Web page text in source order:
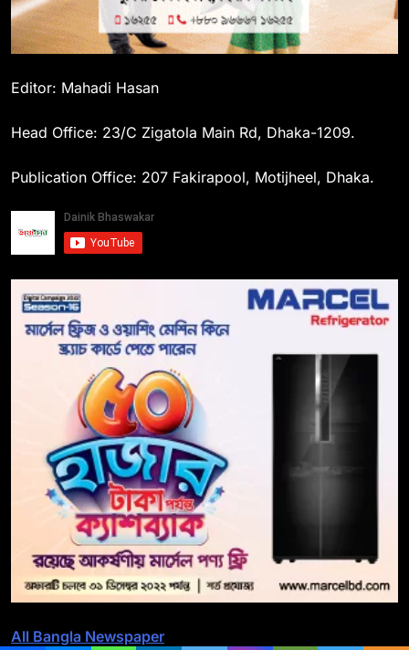
Editor: Mahadi Hasan
Head Office: 23/C Zigatola Main Rd, Dhaka-1209.
Publication Office: 207 Fakirapool, Motijheel, Dhaka.
All Bangla Newspaper